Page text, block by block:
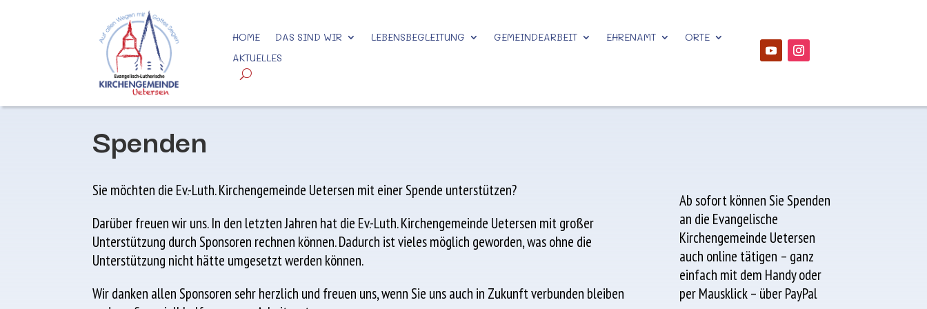
HOME DAS SIND WIR LEBENSBEGLEITUNG GEMEINDEARBEIT EHRENAMT
ORTE
AKTUELLES
Spenden
Sie möchten die Ev.-Luth. Kirchengemeinde Uetersen mit einer Spende unterstützen?
Darüber freuen wir uns. In den letzten Jahren hat die Ev.-Luth. Kirchengemeinde Uetersen mit großer
Unterstützung durch Sponsoren rechnen können. Dadurch ist vieles möglich geworden, was ohne die
Unterstützung nicht hätte umgesetzt werden können.
Wir danken allen Sponsoren sehr herzlich und freuen uns, wenn Sie uns auch in Zukunft verbunden bleiben
Ab sofort können Sie Spenden
an die Evangelische
Kirchengemeinde Uetersen
auch online tätigen – ganz
einfach mit dem Handy oder
per Mausklick – über PayPal